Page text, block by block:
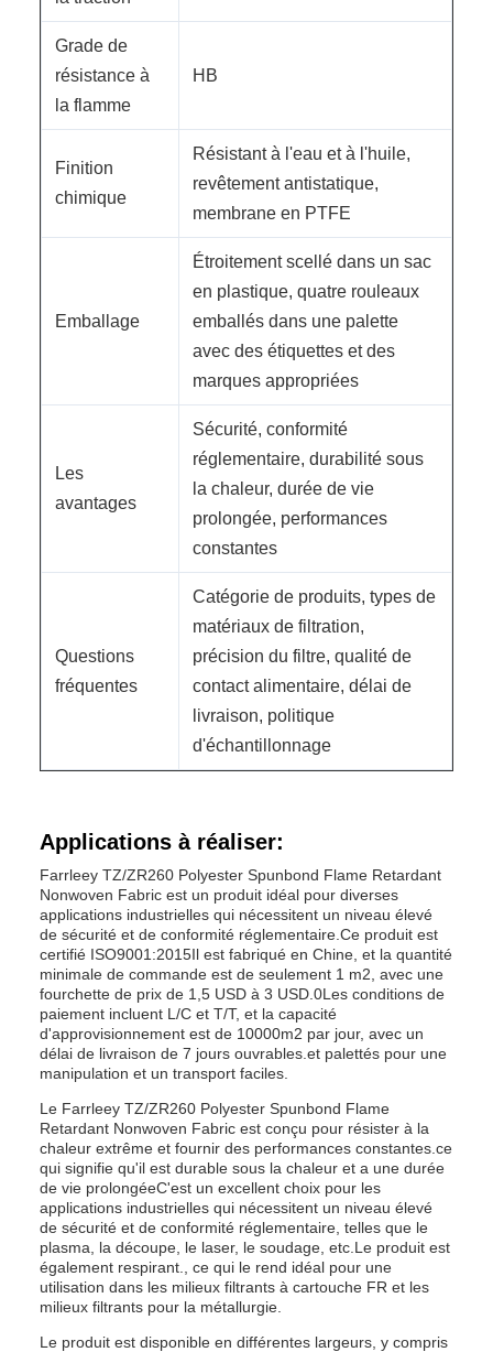
Grade de
résistance à
la flamme
HB
Finition
chimique
Résistant à l'eau et à l'huile,
revêtement antistatique,
membrane en PTFE
Emballage
Étroitement scellé dans un sac
en plastique, quatre rouleaux
emballés dans une palette
avec des étiquettes et des
marques appropriées
Les
avantages
Sécurité, conformité
réglementaire, durabilité sous
la chaleur, durée de vie
prolongée, performances
constantes
Questions
fréquentes
Catégorie de produits, types de
matériaux de filtration,
précision du filtre, qualité de
contact alimentaire, délai de
livraison, politique
d'échantillonnage
Applications à réaliser:
Farrleey TZ/ZR260 Polyester Spunbond Flame Retardant
Nonwoven Fabric est un produit idéal pour diverses
applications industrielles qui nécessitent un niveau élevé
de sécurité et de conformité réglementaire.Ce produit est
certifié ISO9001:2015Il est fabriqué en Chine, et la quantité
minimale de commande est de seulement 1 m2, avec une
fourchette de prix de 1,5 USD à 3 USD.0Les conditions de
paiement incluent L/C et T/T, et la capacité
d'approvisionnement est de 10000m2 par jour, avec un
délai de livraison de 7 jours ouvrables.et palettés pour une
manipulation et un transport faciles.
Le Farrleey TZ/ZR260 Polyester Spunbond Flame
Retardant Nonwoven Fabric est conçu pour résister à la
chaleur extrême et fournir des performances constantes.ce
qui signifie qu'il est durable sous la chaleur et a une durée
de vie prolongéeC'est un excellent choix pour les
applications industrielles qui nécessitent un niveau élevé
de sécurité et de conformité réglementaire, telles que le
plasma, la découpe, le laser, le soudage, etc.Le produit est
également respirant., ce qui le rend idéal pour une
utilisation dans les milieux filtrants à cartouche FR et les
milieux filtrants pour la métallurgie.
Le produit est disponible en différentes largeurs, y compris